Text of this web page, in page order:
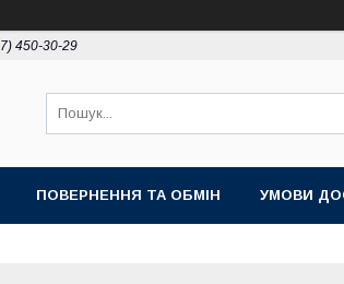
450-30-29
ПОВЕРНЕННЯ ТА ОБМІН УМОВИ